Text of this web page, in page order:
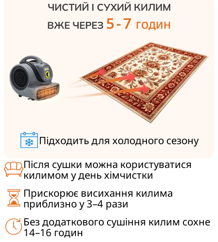
ЧИСТИЙ І СУХИЙ КИЛИМ
ВЖЕ ЧЕРЕЗ 5-7 ГОДИН
Підходить для холодного сезону
Після сушки можна користуватися
килимом у день хімчистки
Прискорює висихання килима
приблизно у 3–4 рази
Без додаткового сушіння килим сохне
14–16 годин